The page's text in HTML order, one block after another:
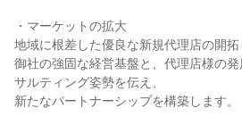
・マーケットの拡大
地域に根差した優良な新規代理店の開拓
御社の強固な経営基盤と、代理店様の
サルティング姿勢を伝え、
新たなパートナーシップを構築します。